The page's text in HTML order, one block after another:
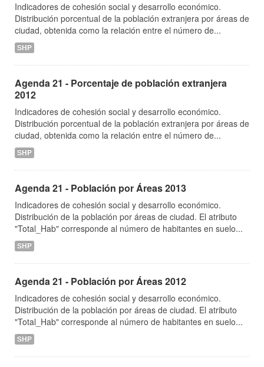
Indicadores de cohesión social y desarrollo económico.
Distribución porcentual de la población extranjera por áreas de
ciudad, obtenida como la relación entre el número de...
SHP
Agenda 21 - Porcentaje de población extranjera
2012
Indicadores de cohesión social y desarrollo económico.
Distribución porcentual de la población extranjera por áreas de
ciudad, obtenida como la relación entre el número de...
SHP
Agenda 21 - Población por Áreas 2013
Indicadores de cohesión social y desarrollo económico.
Distribución de la población por áreas de ciudad. El atributo
"Total_Hab" corresponde al número de habitantes en suelo...
SHP
Agenda 21 - Población por Áreas 2012
Indicadores de cohesión social y desarrollo económico.
Distribución de la población por áreas de ciudad. El atributo
"Total_Hab" corresponde al número de habitantes en suelo...
SHP